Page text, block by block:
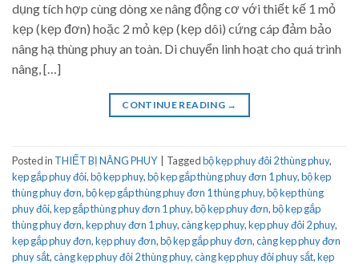
dụng tích hợp cùng dòng xe nâng động cơ với thiết kế 1 mỏ
kẹp (kẹp đơn) hoặc 2 mỏ kẹp (kẹp dôi) cứng cáp đảm bảo
nâng hạ thùng phuy an toàn. Di chuyển linh hoạt cho quá trình
nâng, […]
CONTINUE READING →
Posted in THIẾT BỊ NÂNG PHUY Taggedbộ kẹp phuy đôi 2 thùng phuy,
kẹp gắp phuy đôi,bộ kẹp phuy,bộ kẹp gắp thùng phuy đơn 1 phuy,bộ kẹp
thùng phuy đơn,bộ kẹp gắp thùng phuy đơn 1 thùng phuy,bộ kẹp thùng
phuy đôi,kẹp gắp thùng phuy đơn 1 phuy,bộ kẹp phuy đơn,bộ kẹp gắp
thùng phuy đơn,kẹp phuy đơn 1 phuy,càng kẹp phuy,kẹp phuy đôi 2 phuy,
kẹp gắp phuy đơn,kẹp phuy đơn,bộ kẹp gắp phuy đơn,càng kẹp phuy đơn
phuy sắt,càng kẹp phuy đôi 2 thùng phuy,càng kẹp phuy đôi phuy sắt,kẹp